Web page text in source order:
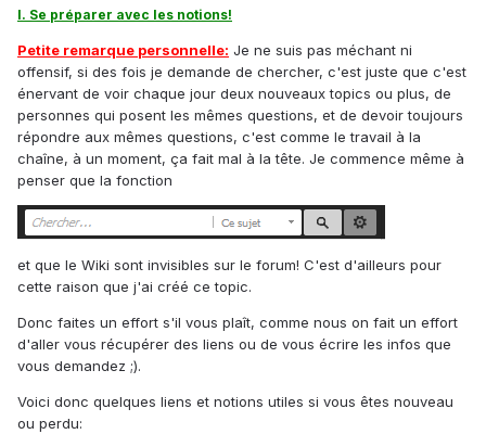
I. Se préparer avec les notions!
Petite remarque personnelle: Je ne suis pas méchant ni
offensif, si des fois je demande de chercher, c'est juste que c'est
énervant de voir chaque jour deux nouveaux topics ou plus, de
personnes qui posent les mêmes questions, et de devoir toujours
répondre aux mêmes questions, c'est comme le travail à la
chaîne, à un moment, ça fait mal à la tête. Je commence même à
penser que la fonction
et que le Wiki sont invisibles sur le forum! C'est d'ailleurs pour
cette raison que j'ai créé ce topic.
Donc faites un effort s'il vous plaît, comme nous on fait un effort
d'aller vous récupérer des liens ou de vous écrire les infos que
vous demandez ;).
Voici donc quelques liens et notions utiles si vous êtes nouveau
ou perdu: